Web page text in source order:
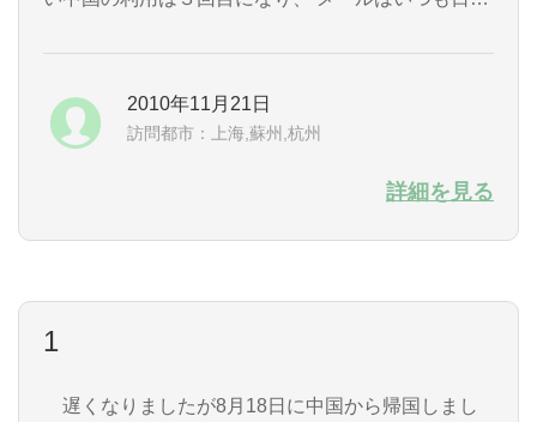
な希望通り手配して頂いて助かりました。 今後とも
宜しくお願いします。
玉木様
2010年11月21日
訪問都市：上海,蘇州,杭州
詳細を見る
1
遅くなりましたが8月18日に中国から帰国しまし